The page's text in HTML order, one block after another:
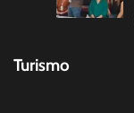
Turismo